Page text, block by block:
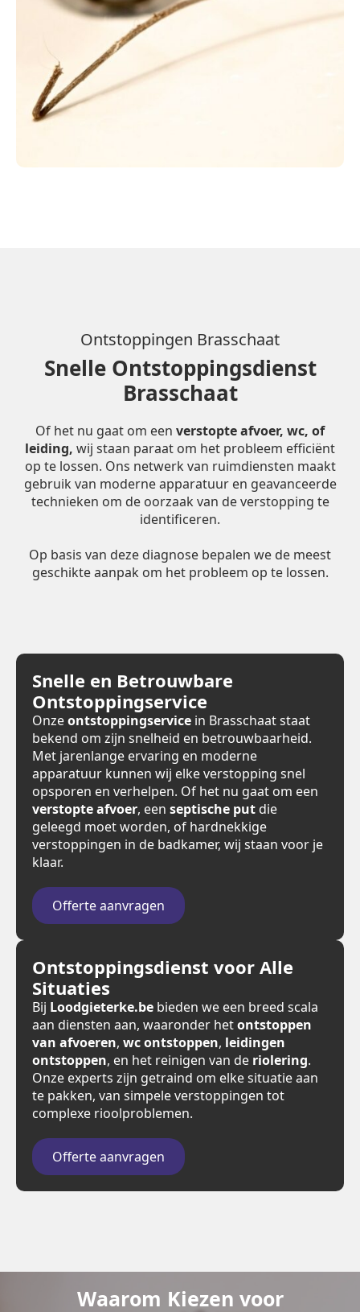
Ontstoppingen Brasschaat
Snelle Ontstoppingsdienst
Brasschaat
Of het nu gaat om een verstopte afvoer, wc, of
leiding, wij staan paraat om het probleem efficiënt
op te lossen. Ons netwerk van ruimdiensten maakt
gebruik van moderne apparatuur en geavanceerde
technieken om de oorzaak van de verstopping te
identificeren.
Op basis van deze diagnose bepalen we de meest
geschikte aanpak om het probleem op te lossen.
Snelle en Betrouwbare
Ontstoppingservice
Onzeontstoppingservice in Brasschaat staat
bekend om zijn snelheid en betrouwbaarheid.
Met jarenlange ervaring en moderne
apparatuur kunnen wij elke verstopping snel
opsporen en verhelpen. Of het nu gaat om een
verstopte afvoer, een septische put die
geleegd moet worden, of hardnekkige
verstoppingen in de badkamer, wij staan voor je
klaar.
Offerte aanvragen
Ontstoppingsdienst voor Alle
Situaties
Bij Loodgieterke.be bieden we een breed scala
aan diensten aan, waaronder hetontstoppen
van afvoeren, wc ontstoppen, leidingen
ontstoppen, en het reinigen van de riolering.
Onze experts zijn getraind om elke situatie aan
te pakken, van simpele verstoppingen tot
complexe rioolproblemen.
Offerte aanvragen
Waarom Kiezen voor